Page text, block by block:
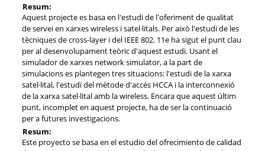
Resum:
Aquest projecte es basa en l'estudi de l'oferiment de qualitat
de servei en xarxes wireless i satel·litals. Per això l'estudi de les
tècniques de cross-layer i del IEEE 802. 11e ha sigut el punt clau
per al desenvolupament teòric d'aquest estudi. Usant el
simulador de xarxes network simulator, a la part de
simulacions es plantegen tres situacions: l'estudi de la xarxa
satel·lital, l'estudi del mètode d'accés HCCA i la interconnexió
de la xarxa satel·lital amb la wireless. Encara que aquest últim
punt, incomplet en aquest projecte, ha de ser la continuació
per a futures investigacions.
Resum:
Este proyecto se basa en el estudio del ofrecimiento de calidad